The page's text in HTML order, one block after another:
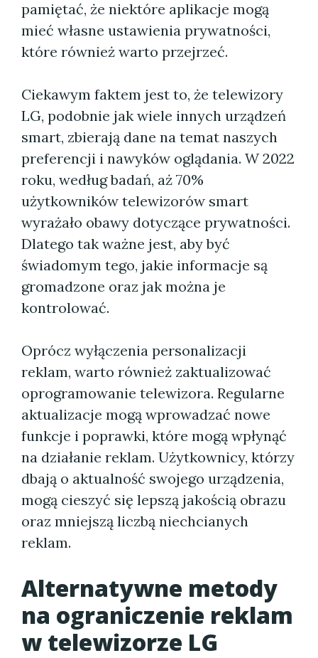
pamiętać, że niektóre aplikacje mogą
mieć własne ustawienia prywatności,
które również warto przejrzeć.
Ciekawym faktem jest to, że telewizory
LG, podobnie jak wiele innych urządzeń
smart, zbierają dane na temat naszych
preferencji i nawyków oglądania. W 2022
roku, według badań, aż 70%
użytkowników telewizorów smart
wyrażało obawy dotyczące prywatności.
Dlatego tak ważne jest, aby być
świadomym tego, jakie informacje są
gromadzone oraz jak można je
kontrolować.
Oprócz wyłączenia personalizacji
reklam, warto również zaktualizować
oprogramowanie telewizora. Regularne
aktualizacje mogą wprowadzać nowe
funkcje i poprawki, które mogą wpłynąć
na działanie reklam. Użytkownicy, którzy
dbają o aktualność swojego urządzenia,
mogą cieszyć się lepszą jakością obrazu
oraz mniejszą liczbą niechcianych
reklam.
Alternatywne metody
na ograniczenie reklam
w telewizorze LG